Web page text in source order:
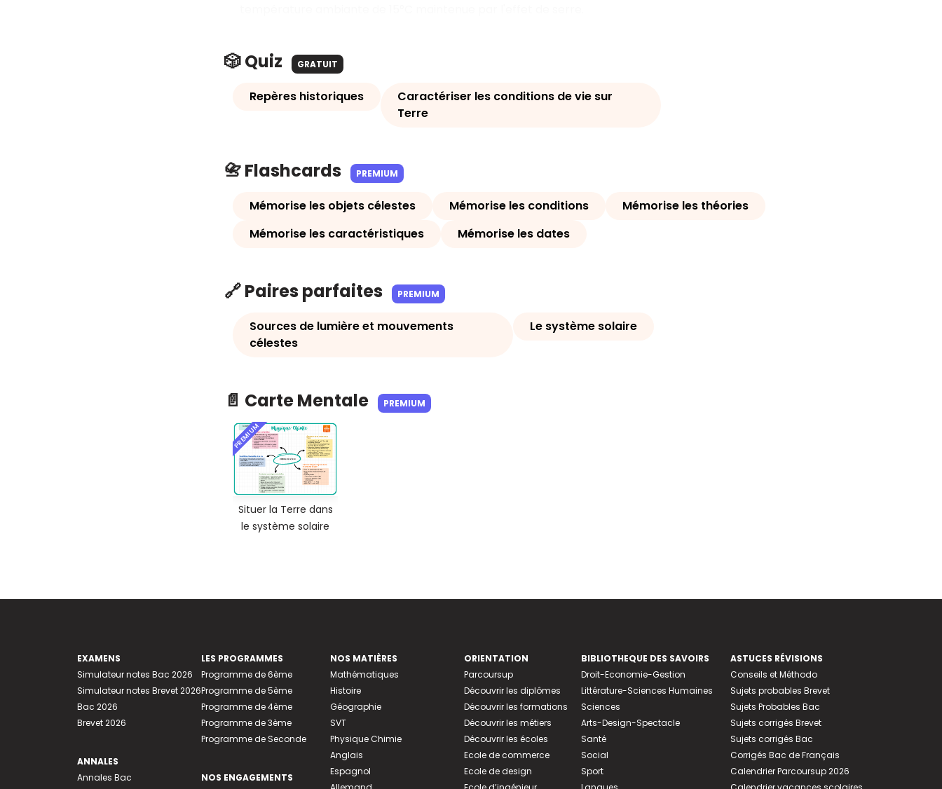
🎲 Quiz GRATUIT
Repères historiques
Caractériser les conditions de vie sur
Terre
📇 Flashcards PREMIUM
Mémorise les objets célestes Mémorise les conditions
Mémorise les théories
Mémorise les caractéristiques
Mémorise les dates
🔗 Paires parfaites PREMIUM
Sources de lumière et mouvements
célestes
Le système solaire
📄 Carte Mentale PREMIUM
PREMIUM
Situer la Terre dans
le système solaire
EXAMENS
Simulateur notes Bac 2026
Simulateur notes Brevet 2026
Bac 2026
Brevet 2026
ANNALES
Annales Bac
LES PROGRAMMES
Programme de 6ème
Programme de 5ème
Programme de 4ème
Programme de 3ème
Programme de Seconde
NOS ENGAGEMENTS
NOS MATIÈRES
Mathématiques
Histoire
Géographie
SVT
Physique Chimie
Anglais
Espagnol
ORIENTATION
Parcoursup
Découvrir les diplômes
Découvrir les formations
Découvrir les métiers
Découvrir les écoles
Ecole de commerce
Ecole de design
BIBLIOTHEQUE DES SAVOIRS
Droit-Economie-Gestion
Littérature-Sciences Humaines
Sciences
Arts-Design-Spectacle
Santé
Social
Sport
ASTUCES RÉVISIONS
Conseils et Méthodo
Sujets probables Brevet
Sujets Probables Bac
Sujets corrigés Brevet
Sujets corrigés Bac
Corrigés Bac de Français
Calendrier Parcoursup 2026